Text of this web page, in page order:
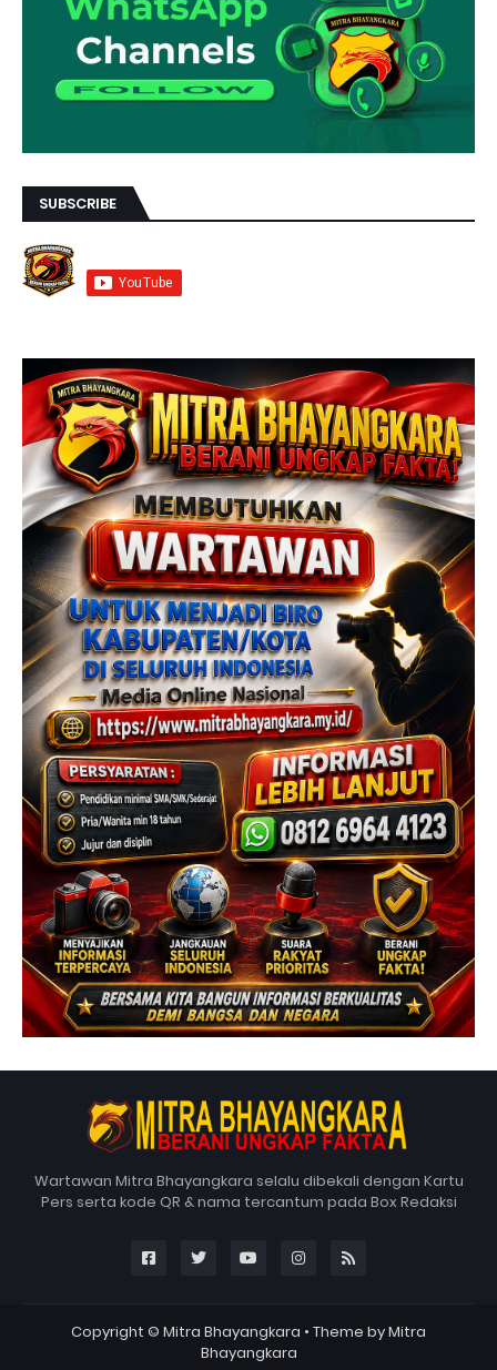
SUBSCRIBE
Wartawan Mitra Bhayangkara selalu dibekali dengan Kartu
Pers serta kode QR & nama tercantum pada Box Redaksi
Copyright © Mitra Bhayangkara • Theme byMitra
Bhayangkara